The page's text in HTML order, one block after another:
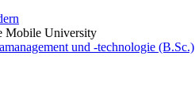
Mobile University
und -technologie (B.Sc.)